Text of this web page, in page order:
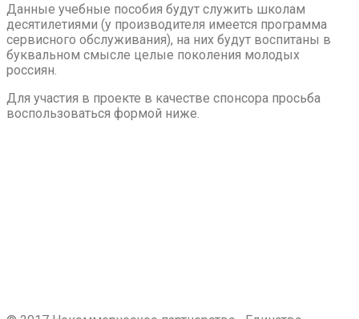
Данные учебные пособия будут служить школам
десятилетиями (у производителя имеется программа
сервисного обслуживания), на них будут воспитаны в
буквальном смысле целые поколения молодых
россиян.
Для участия в проекте в качестве спонсора просьба
воспользоваться формой ниже.